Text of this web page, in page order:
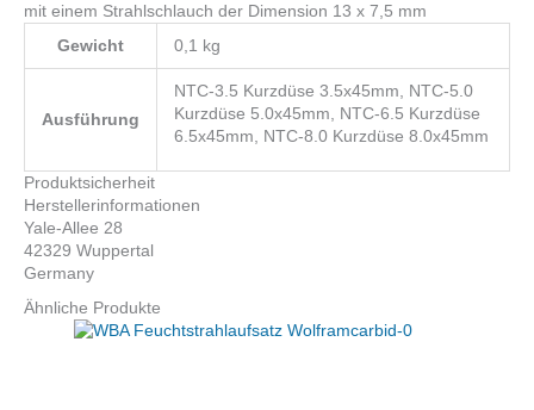
mit einem Strahlschlauch der Dimension 13 x 7,5 mm
Gewicht
0,1 kg
Ausführung
NTC-3.5 Kurzdüse 3.5x45mm, NTC-5.0
Kurzdüse 5.0x45mm, NTC-6.5 Kurzdüse
6.5x45mm, NTC-8.0 Kurzdüse 8.0x45mm
Produktsicherheit
Herstellerinformationen
Yale-Allee 28
42329 Wuppertal
Germany
Ähnliche Produkte